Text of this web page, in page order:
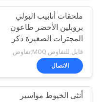
ملحقات أنابيب البولي
بروبلين الأخضر طاعون
المجترات الصغيرة ذكر
110 مم
قابل للتفاوض MOQ:تفاوض
الاتصال
أنثى الخيوط مواسير